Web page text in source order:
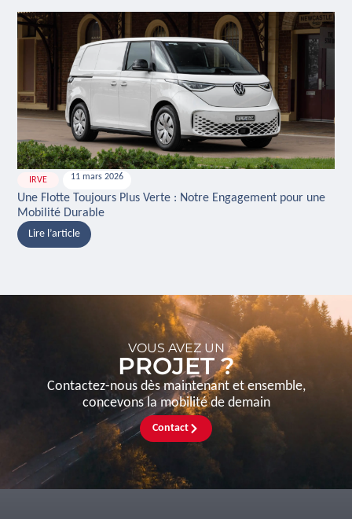
IRVE 11 mars 2026
Une Flotte Toujours Plus Verte : Notre Engagement pour une
Mobilité Durable
Lire l’article
VOUS AVEZ UN
PROJET ?
Contactez-nous dès maintenant et ensemble,
concevons la mobilité de demain
Contact